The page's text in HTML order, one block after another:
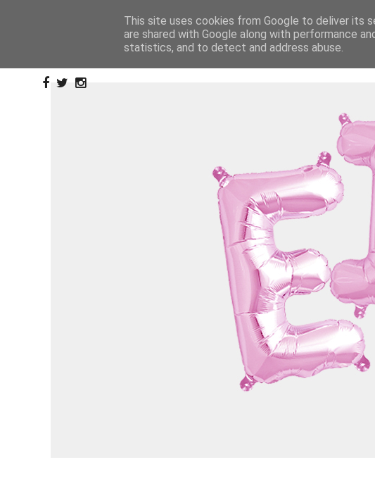
This site uses cookies from Google to deliver its
are shared with Google along with performance
statistics, and to detect and address abuse.